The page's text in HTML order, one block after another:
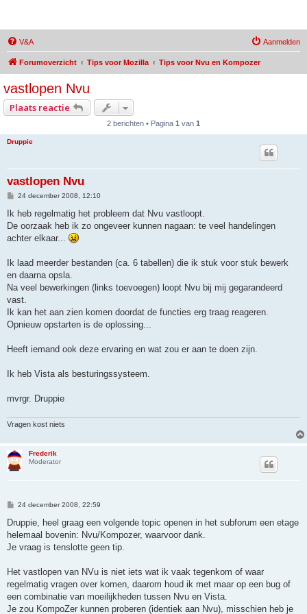
V&A Aanmelden
Forumoverzicht Tips voor Mozilla Tips voor Nvu en Kompozer
vastlopen Nvu
Plaats reactie
2 berichten • Pagina 1 van 1
Druppie
vastlopen Nvu
B
c
h
24 december 2008, 12:10
Ik heb regelmatig het probleem dat Nvu vastloopt.
De oorzaak heb ik zo ongeveer kunnen nagaan: te veel handelingen
achter elkaar...
Ik laad meerder bestanden (ca. 6 tabellen) die ik stuk voor stuk bewerk
en daarna opsla.
Na veel bewerkingen (links toevoegen) loopt Nvu bij mij gegarandeerd
vast.
Ik kan het aan zien komen doordat de functies erg traag reageren.
Opnieuw opstarten is de oplossing...
Heeft iemand ook deze ervaring en wat zou er aan te doen zijn.
Ik heb Vista als besturingssysteem.
mvrgr. Druppie
Vragen kost niets
Frederik
Moderator
B
r
c
h
24 december 2008, 22:59
Druppie, heel graag een volgende topic openen in het subforum een etage
helemaal bovenin: Nvu/Kompozer, waarvoor dank.
Je vraag is tenslotte geen tip.
Het vastlopen van NVu is niet iets wat ik vaak tegenkom of waar
regelmatig vragen over komen, daarom houd ik met maar op een bug of
een combinatie van moeilijkheden tussen Nvu en Vista.
Je zou KompoZer kunnen proberen (identiek aan Nvu), misschien heb je